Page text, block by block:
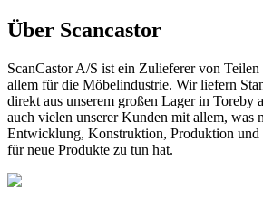
Über Scancastor
ScanCastor A/S ist ein Zulieferer von
allem für die Möbelindustrie. Wir liefern
direkt aus unserem großen Lager in Toreby
auch vielen unserer Kunden mit allem, was
Entwicklung, Konstruktion, Produktion und
für neue Produkte zu tun hat.